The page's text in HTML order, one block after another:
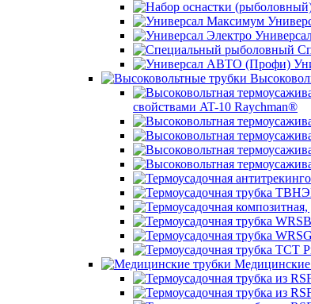
свойствами AT-10 Raychman®
Медицинские